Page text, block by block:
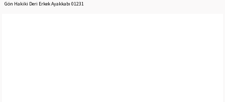
Gön Hakiki Deri Erkek Ayakkabı 01231